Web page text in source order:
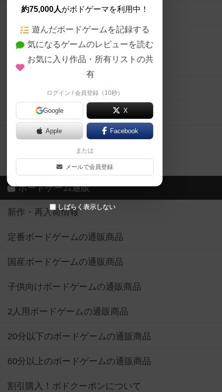
約75,000人がボドゲーマを利用中！
遊んだボードゲームを記録する
気になるゲームのレビューを読む
お気に入り作品・所有リストの共
有
ログイン / 会員登録（10秒）
Google X
Apple Facebook
または
メールで会員登録
しばらく表示しない
ボードゲームの新着レビュー
ボードゲーム会情報
メカニクス特集
掲示板・トピックス
ボドとも・会員一覧
ボードゲーム業界コラム
ボドゲーマご利用案内
ボードゲーム通販
新作・再入荷情報
定番ボードゲームの通販商品
国産ボードゲームの通販商品
子供向けボードゲームの通販商品
2人用ボードゲームの通販商品
20分以下のボードゲームの通販商品
60分以上のボードゲームの通販商品
割引購入！ボドクーポンについて